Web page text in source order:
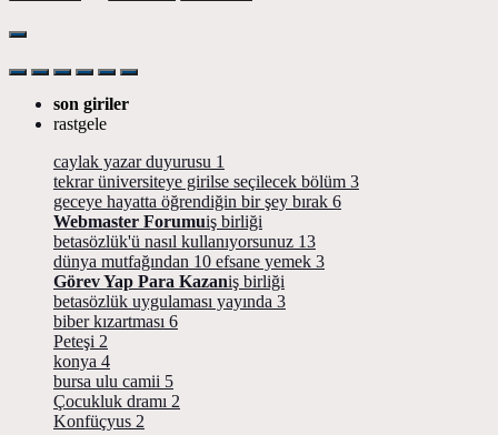
son giriler
rastgele
caylak yazar duyurusu 1
tekrar üniversiteye girilse seçilecek bölüm 3
geceye hayatta öğrendiğin bir şey bırak 6
Webmaster Forumuiş birliği
betasözlük'ü nasıl kullanıyorsunuz 13
dünya mutfağından 10 efsane yemek 3
Görev Yap Para Kazaniş birliği
betasözlük uygulaması yayında 3
biber kızartması 6
Peteşi 2
konya 4
bursa ulu camii 5
Çocukluk dramı 2
Konfüçyus 2